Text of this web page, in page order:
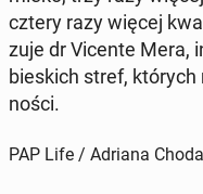
cztery razy więcej
zu­je dr Vicente Mera,
bie­skich stref, których
no­ści.
PAP Life / Adriana